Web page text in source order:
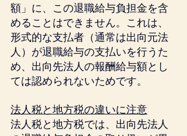
額」に、この退職給与負担金を含
めることはできません。これは、
形式的な支払者（通常は出向元法
人）が退職給与の支払いを行うた
め、出向先法人の報酬給与額とし
ては認められないためです。
法人税と地方税の違いに注意
法人税と地方税では、出向先法人